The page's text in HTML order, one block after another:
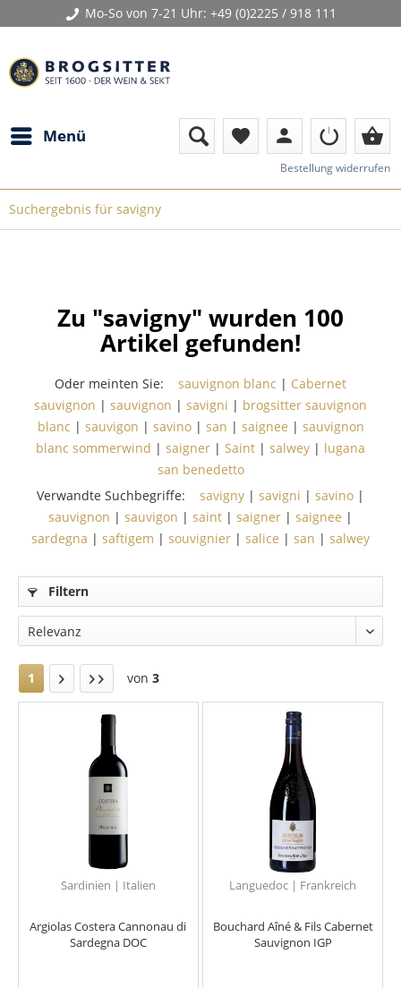
Mo-So von 7-21 Uhr: +49 (0)2225 / 918 111
Menü favorite person shopping_basket
Bestellung widerrufen
Suchergebnis für savigny
Zu "savigny" wurden 100
Artikel gefunden!
Oder meinten Sie: sauvignon blanc | Cabernet
sauvignon | sauvignon | savigni | brogsitter sauvignon
blanc | sauvigon | savino| san | saignee | sauvignon
blanc sommerwind | saigner | Saint | salwey | lugana
san benedetto
Verwandte Suchbegriffe:
savigny | savigni | savino |
sauvignon | sauvigon | saint | saigner | saignee |
sardegna | saftigem | souvignier | salice | san | salwey
Filtern
1 von 3
Sardinien | Italien
Argiolas Costera Cannonau di
Sardegna DOC
Languedoc | Frankreich
Bouchard Aîné & Fils Cabernet
Sauvignon IGP